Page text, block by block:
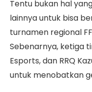
Tentu bukan hal
lainnya untuk bisa
turnamen regional
Sebenarnya, ketiga
Esports, dan RRQ
untuk menobatkan